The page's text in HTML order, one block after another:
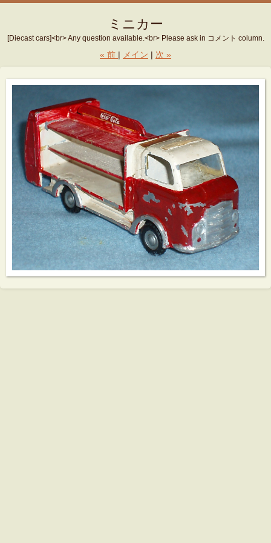
ミニカー
[Diecast cars]<br> Any question available.<br> Please ask in コメント column.
« 前 メイン 次 »